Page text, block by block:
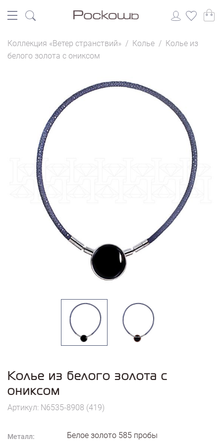
Коллекция «Ветер странствий» / Колье / Колье из
белого золота с ониксом
Колье из белого золота с
ониксом
Артикул: N6535-8908 (419)
Металл: Белое золото 585 пробы